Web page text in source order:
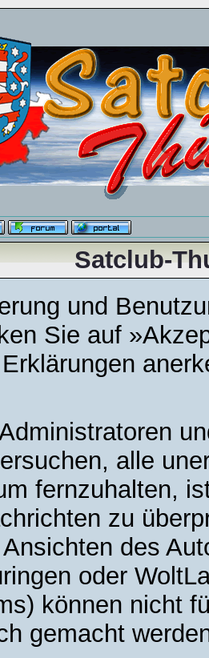
Satclub-
und
Sie auf
alle
fernzuhalten,
zu
des
oder
können nicht
gemacht